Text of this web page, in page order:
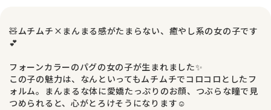
🧸ムチムチ×まんまる感がたまらない、癒やし系の女の子です
💕
フォーンカラーのパグの女の子が生まれました✨
この子の魅力は、なんといってもムチムチでコロコロとしたフ
ォルム。まんまるな体に愛嬌たっぷりのお顔、つぶらな瞳で見
つめられると、心がとろけそうになります☺️